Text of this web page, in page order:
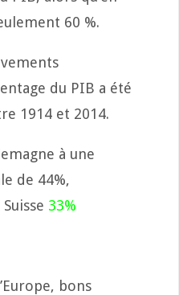
60 %.
du PIB a été
1914 et 2014.
à une
de 44%,
33%
bons